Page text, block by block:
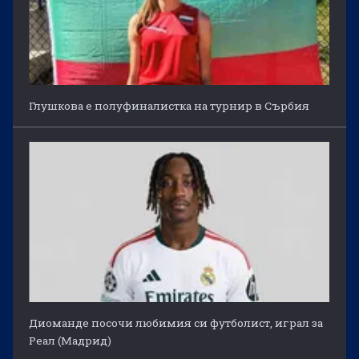
Глушкова е полуфиналистка на турнир в Сърбия
Диоманде посочи любимия си футболист, играл за
Реал (Мадрид)